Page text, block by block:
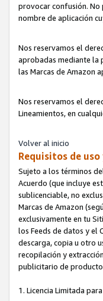
provocar confusión. No
nombre de aplicación
Nos reservamos el
aprobadas mediante la
las Marcas de Amazon
Nos reservamos el
Lineamientos, en
Volver al inicio
Requisitos de
Sujeto a los términos
Acuerdo (que incluye
sublicenciable, no
Marcas de Amazon
exclusivamente en tu
los Feeds de datos y el
descarga, copia u otro
recopilación y
publicitario de
1. Licencia Limitada